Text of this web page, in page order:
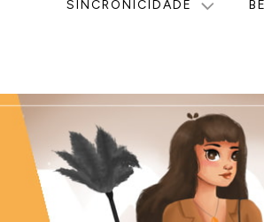
SINCRONICIDADE